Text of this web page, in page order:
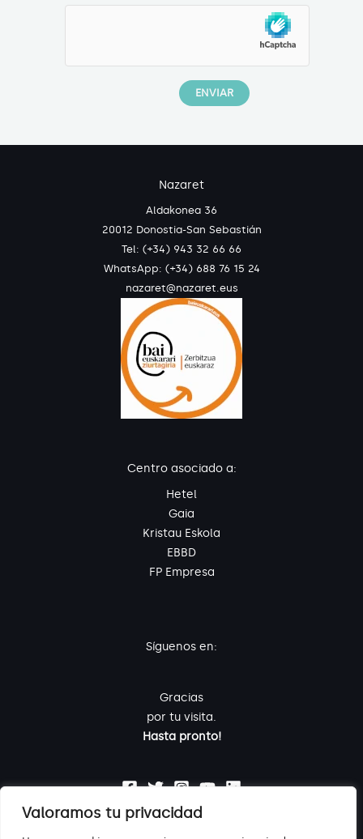
Valoramos tu privacidad
Nazaret
Aldakonea 36
20012 Donostia-San Sebastián
Tel: (+34) 943 32 66 66
WhatsApp: (+34) 688 76 15 24
nazaret@nazaret.eus
Centro asociado a:
Hetel
Gaia
Kristau Eskola
EBBD
FP Empresa
Síguenos en:
Gracias
por tu visita.
Hasta pronto!